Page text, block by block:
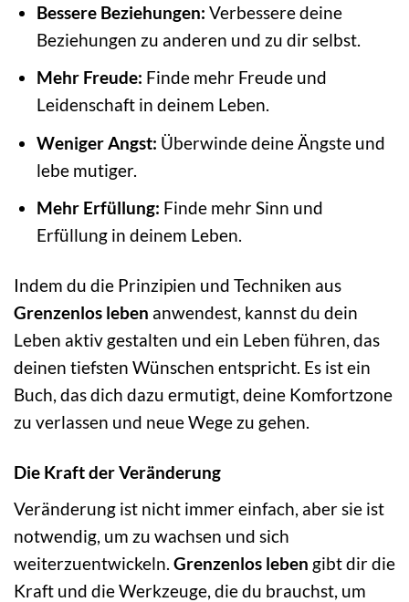
Bessere Beziehungen: Verbessere deine
Beziehungen zu anderen und zu dir selbst.
Mehr Freude: Finde mehr Freude und
Leidenschaft in deinem Leben.
Weniger Angst: Überwinde deine Ängste und
lebe mutiger.
Mehr Erfüllung: Finde mehr Sinn und
Erfüllung in deinem Leben.
Indem du die Prinzipien und Techniken aus
Grenzenlos leben anwendest, kannst du dein
Leben aktiv gestalten und ein Leben führen, das
deinen tiefsten Wünschen entspricht. Es ist ein
Buch, das dich dazu ermutigt, deine Komfortzone
zu verlassen und neue Wege zu gehen.
Die Kraft der Veränderung
Veränderung ist nicht immer einfach, aber sie ist
notwendig, um zu wachsen und sich
weiterzuentwickeln. Grenzenlos leben gibt dir die
Kraft und die Werkzeuge, die du brauchst, um